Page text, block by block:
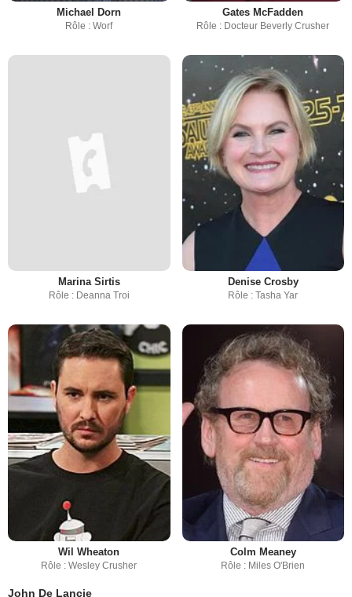
Michael Dorn
Rôle : Worf
Gates McFadden
Rôle : Docteur Beverly Crusher
Marina Sirtis
Rôle : Deanna Troi
Denise Crosby
Rôle : Tasha Yar
Wil Wheaton
Rôle : Wesley Crusher
Colm Meaney
Rôle : Miles O'Brien
John De Lancie